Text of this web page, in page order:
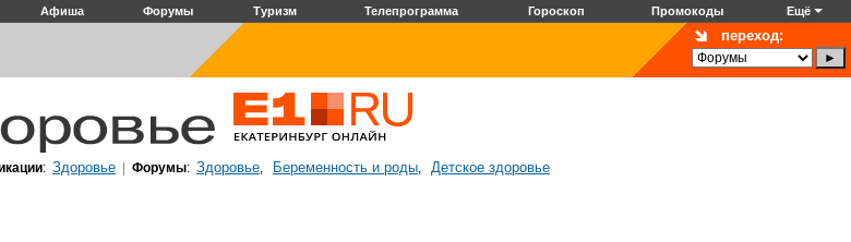
Афиша Форумы Туризм Телепрограмма Гороскоп Промокоды Ещё
переход:
: Здоровье Форумы: Здоровье, Беременность и роды, Детское здоровье